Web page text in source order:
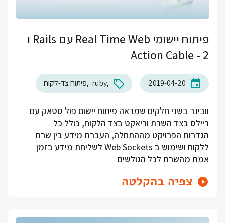
פיתוח יישומי Real Time Web עם Rails ו
Action Cable - 2
2019-04-20
ruby פיתוח צד-לקוח
וובינר בשני חלקים שמראה פיתוח יישום פול סטאק עם
ריילס בצד השרת וריאקט בצד הלקוח, כולל כל
הגדרות הפרויקט מההתחלה, העברת מידע בין שרת
ללקוח ושימוש ב Web Sockets לשליחת מידע בזמן
אמת מהשרת לכל הגולשים
צפיה בהקלטה